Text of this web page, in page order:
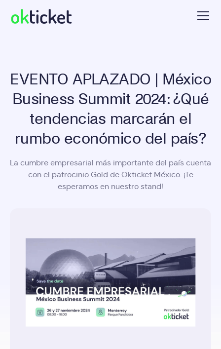
EVENTO APLAZADO | México
Business Summit 2024: ¿Qué
tendencias marcarán el
rumbo económico del país?
La cumbre empresarial más importante del país cuenta
con el patrocinio Gold de Okticket México. ¡Te
esperamos en nuestro stand!